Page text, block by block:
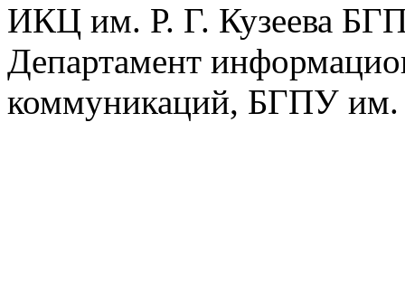
ИКЦ им. Р. Г. Кузеева
Департамент
коммуникаций, БГПУ